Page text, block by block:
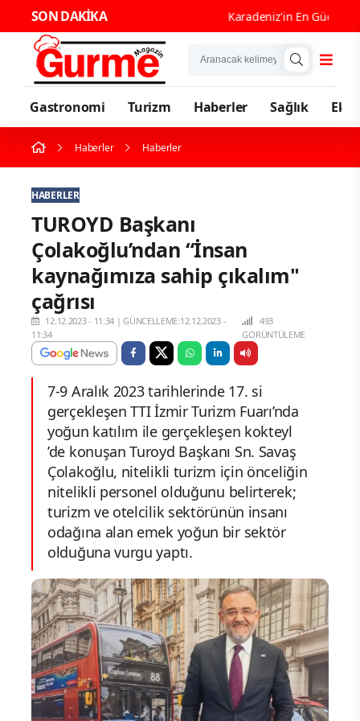
SON DAKİKA Karadeniz'in En Güçlü
Gastronomi Turizm Haberler Sağlık
Haberler Haberler
HABERLER
TUROYD Başkanı
Çolakoğlu’ndan “İnsan
kaynağımıza sahip çıkalım"
çağrısı
12.12.2023 - 11:34 |GÜNCELLEME:12.12.2023 -
11:34
493
GÖRÜNTÜLEME
7-9 Aralık 2023 tarihlerinde 17. si
gerçekleşen TTI İzmir Turizm Fuarı’nda
yoğun katılım ile gerçekleşen kokteyl
’de konuşan Turoyd Başkanı Sn. Savaş
Çolakoğlu, nitelikli turizm için önceliğin
nitelikli personel olduğunu belirterek;
turizm ve otelcilik sektörünün insanı
odağına alan emek yoğun bir sektör
olduğuna vurgu yaptı.